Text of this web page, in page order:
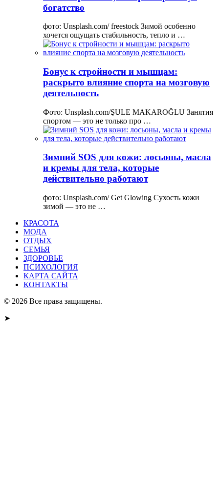
богатство
фото: Unsplash.com/ freestock Зимой особенно
хочется ощущать стабильность, тепло и …
Бонус к стройности и мышцам:
раскрыто влияние спорта на мозговую
деятельность
Фото: Unsplash.com/ŞULE MAKAROĞLU Занятия
спортом — это не только про …
Зимний SOS для кожи: лосьоны, масла
и кремы для тела, которые
действительно работают
фото: Unsplash.com/ Get Glowing Сухость кожи
зимой — это не …
КРАСОТА
МОДА
ОТДЫХ
СЕМЬЯ
ЗДОРОВЬЕ
ПСИХОЛОГИЯ
КАРТА САЙТА
КОНТАКТЫ
© 2026 Все права защищены.
➤